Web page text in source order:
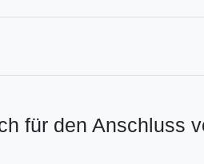
für den Anschluss